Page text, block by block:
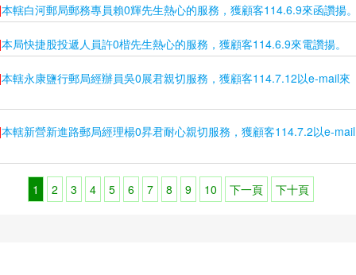
本轄白河郵局郵務專員賴0輝先生熱心的服務，獲顧客114.6.9來函讚揚。
本局快捷股投遞人員許0楷先生熱心的服務，獲顧客114.6.9來電讚揚。
本轄永康鹽行郵局經辦員吳0展君親切服務，獲顧客114.7.12以e-mail來
本轄新營新進路郵局經理楊0昇君耐心親切服務，獲顧客114.7.2以e-mail
1 2 3 4 5 6 7 8 9 10 下一頁 下十頁